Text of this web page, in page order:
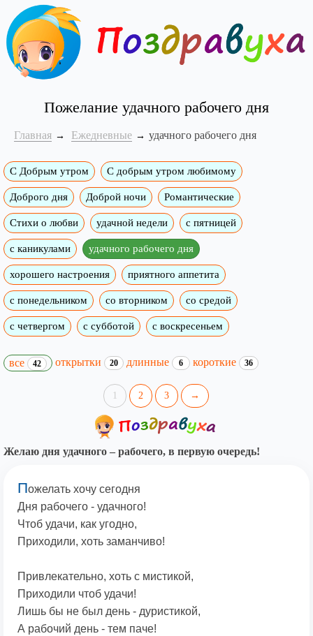
Пожелание удачного рабочего дня
Главная Ежедневные удачного рабочего дня
С Добрым утром C добрым утром любимому
Доброго дня Доброй ночи Романтические
Стихи о любви удачной недели c пятницей
с каникулами удачного рабочего дня
хорошего настроения приятного аппетита
с понедельником со вторником со средой
с четвергом с субботой с воскресеньем
все 42 открытки 20 длинные 6 короткие 36
1 2 3 →
Желаю дня удачного – рабочего, в первую очередь!
Пожелать хочу сегодня
Дня рабочего - удачного!
Чтоб удачи, как угодно,
Приходили, хоть заманчиво!
Привлекательно, хоть с мистикой,
Приходили чтоб удачи!
Лишь бы не был день - дуристикой,
А рабочий день - тем паче!